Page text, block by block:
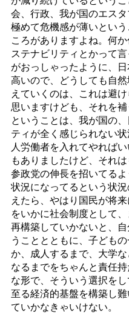
会、行政、我が国のエス
極めて危機感が薄いとい
ころがありますよね。何
ステナビリティとかって
がおっしゃったように、
高いので、どうしても自
えていくのは、これは避
思いますけども、それを
ということは、我が国の
ティが全く感じられない
人労働者を入れてやれば
もありましたけど、それ
参政党の伸長を招いてる
状況になってるという状
えたら、やはり国民が将
をいかに社会制度として
再構築していかないと、
うこととともに、子ども
か、成人するまで、大学
なるまでをちゃんと責任
な形で、そういう選択を
至る経済的基盤を構築し
ていかなきゃいけない。